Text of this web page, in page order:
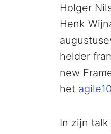
Holger
Henk
helder
new
het
In zijn